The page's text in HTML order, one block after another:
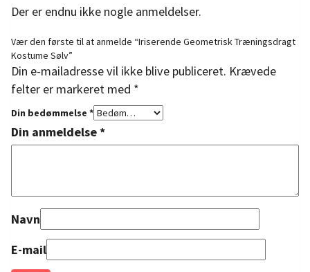
Der er endnu ikke nogle anmeldelser.
Vær den første til at anmelde “Iriserende Geometrisk Træningsdragt
Kostume Sølv”
Din e-mailadresse vil ikke blive publiceret. Krævede
felter er markeret med *
Din bedømmelse *
Din anmeldelse*
Navn
E-mail